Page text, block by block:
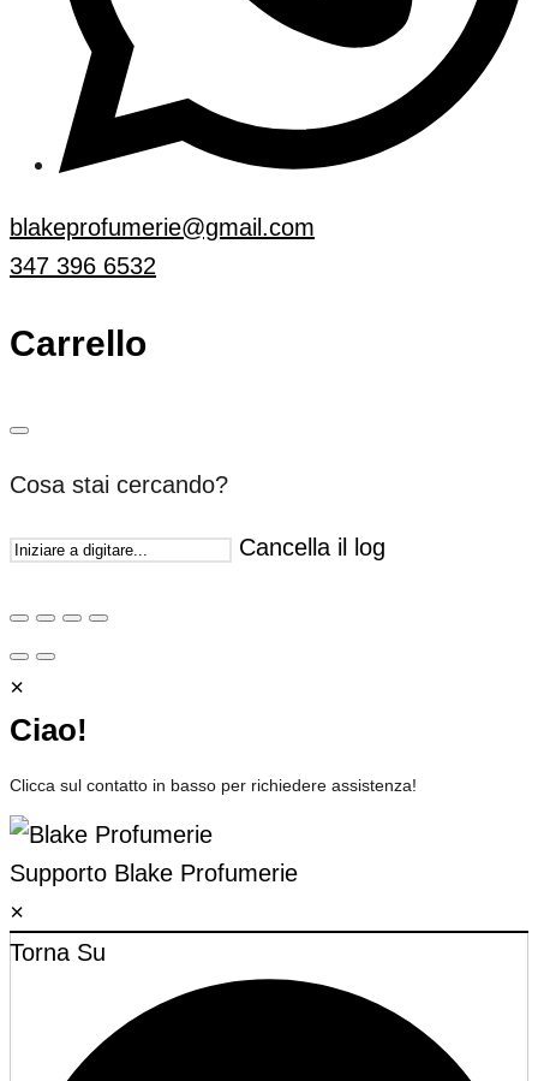
blakeprofumerie@gmail.com
347 396 6532
Carrello
Cosa stai cercando?
Cancella il log
×
Ciao!
Clicca sul contatto in basso per richiedere assistenza!
Supporto Blake Profumerie
×
Torna Su